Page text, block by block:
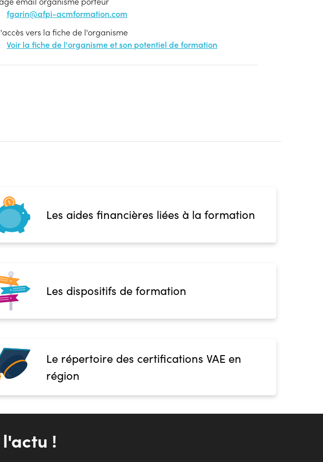
fgarin@afpi-acmformation.com
vers la fiche de l'organisme
Voir la fiche de l'organisme et son potentiel de formation
Les aides financières liées à la formation
Les dispositifs de formation
Le répertoire des certifications VAE en
région
!